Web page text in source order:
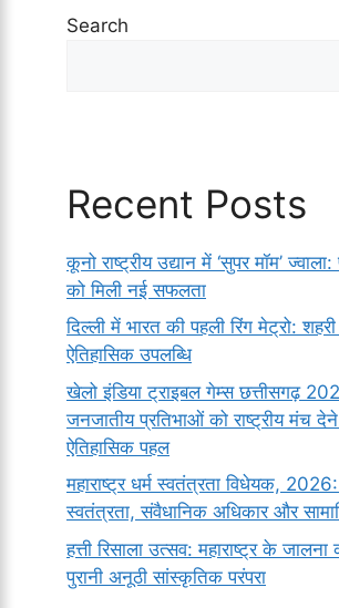
Search
Recent Posts
कूनो राष्ट्रीय उद्यान में ‘सुपर मॉम’
को मिली नई सफलता
दिल्ली में भारत की पहली रिंग मेट्रो:
ऐतिहासिक उपलब्धि
खेलो इंडिया ट्राइबल गेम्स छत्तीसगढ़
जनजातीय प्रतिभाओं को राष्ट्रीय मंच
ऐतिहासिक पहल
महाराष्ट्र धर्म स्वतंत्रता विधेयक, 2026:
स्वतंत्रता, संवैधानिक अधिकार और
हत्ती रिसाला उत्सव: महाराष्ट्र के जालना
पुरानी अनूठी सांस्कृतिक परंपरा